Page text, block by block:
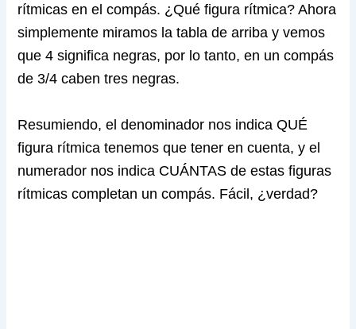
rítmicas en el compás. ¿Qué figura rítmica? Ahora
simplemente miramos la tabla de arriba y vemos
que 4 significa negras, por lo tanto, en un compás
de 3/4 caben tres negras.
Resumiendo, el denominador nos indica QUÉ
figura rítmica tenemos que tener en cuenta, y el
numerador nos indica CUÁNTAS de estas figuras
rítmicas completan un compás. Fácil, ¿verdad?